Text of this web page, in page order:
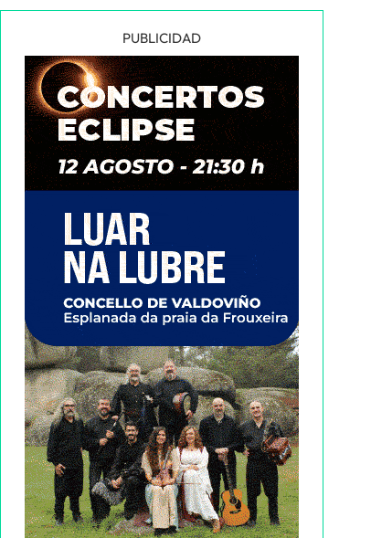
PUBLICIDAD